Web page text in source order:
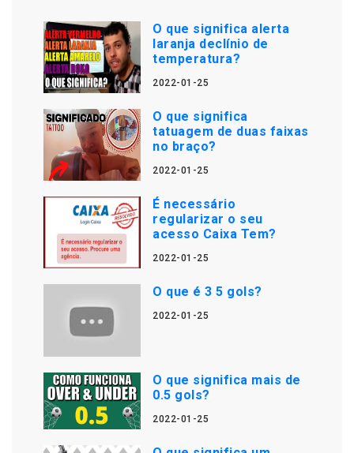
O que significa alerta
laranja declínio de
temperatura?
2022-01-25
O que significa
tatuagem de duas faixas
no braço?
2022-01-25
É necessário
regularizar o seu
acesso Caixa Tem?
2022-01-25
O que é 3 5 gols?
2022-01-25
O que significa mais de
0.5 gols?
2022-01-25